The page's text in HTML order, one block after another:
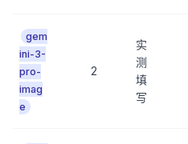
gem
ini-3-
pro-
imag
e
2
实
测
填
写